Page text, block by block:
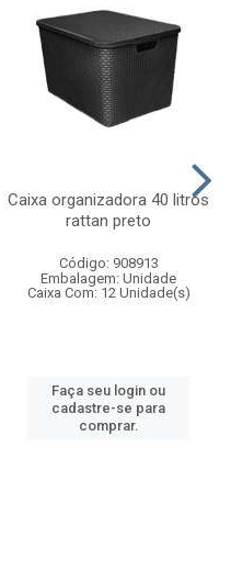
Caixa organizadora 40 litros
rattan preto
Código: 908913
Embalagem: Unidade
Caixa Com: 12 Unidade(s)
Faça seu login ou
cadastre-se para
comprar.